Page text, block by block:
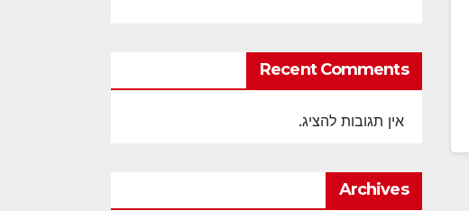
Recent Comments
אין תגובות להציג.
Archives